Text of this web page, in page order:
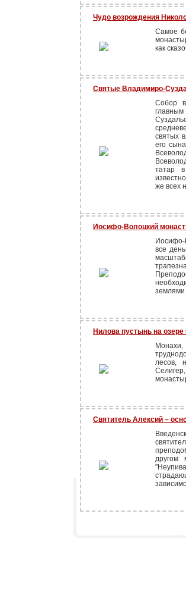
Чудо возрождения
Самое
как
Святые Владимиро-
Собор
святых
его
татар
же всех
Иосифо-Волоцкий
все
Нилова пустынь на озере
лесов,
Святитель Алексий –
другом